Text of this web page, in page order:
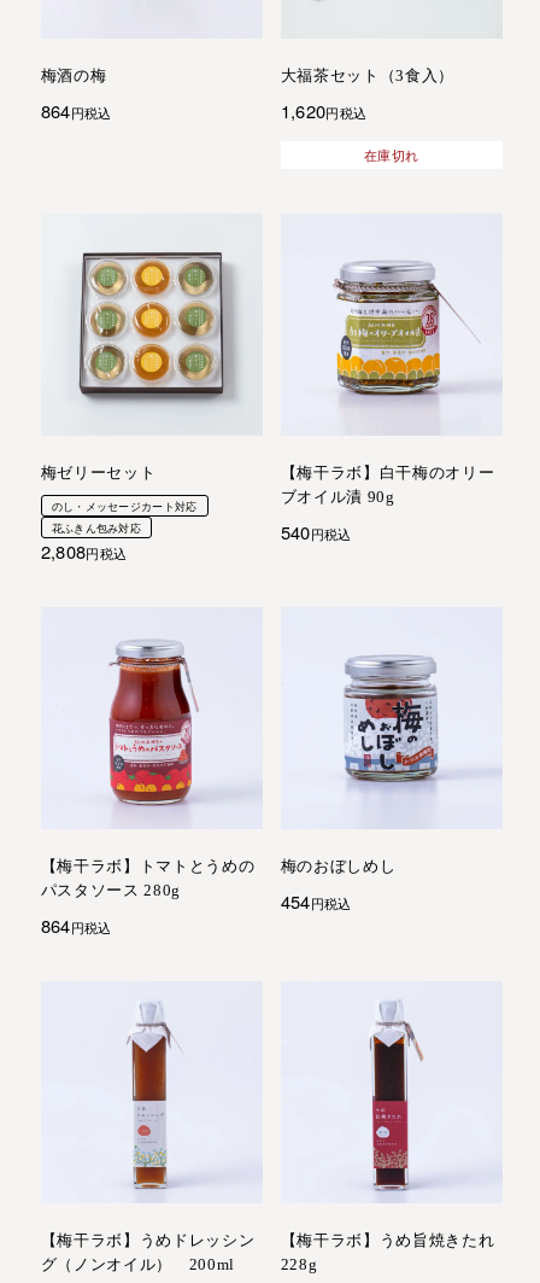
梅酒の梅
864 税込
大福茶セット（3食入）
1,620 税込
在庫切れ
梅ゼリーセット
のし・メッセージカート対応
花ふきん包み対応
2,808 税込
【梅干ラボ】白干梅のオリー
ブオイル漬 90g
540 税込
【梅干ラボ】トマトとうめの
パスタソース 280g
864 税込
梅のおぼしめし
454 税込
【梅干ラボ】うめドレッシン
グ（ノンオイル） 200ml
【梅干ラボ】うめ旨焼きたれ
228g